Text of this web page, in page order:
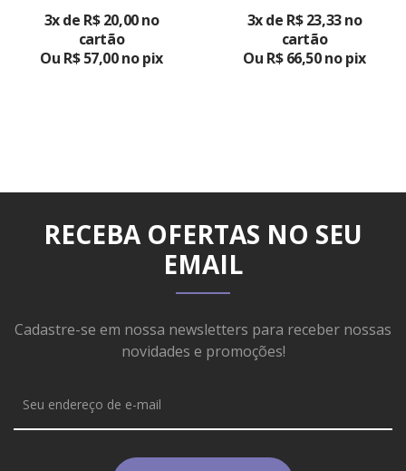
3x de R$ 20,00 no
cartão
Ou R$ 57,00 no pix
PRODUTO
3x de R$ 23,33 no
cartão
Ou R$ 66,50 no pix
PRODUTO
RECEBA OFERTAS NO SEU
EMAIL
Cadastre-se em nossa newsletters para receber nossas
novidades e promoções!